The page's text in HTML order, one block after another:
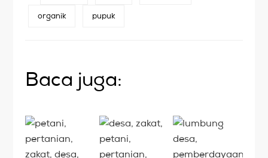
organik pupuk
Baca juga: